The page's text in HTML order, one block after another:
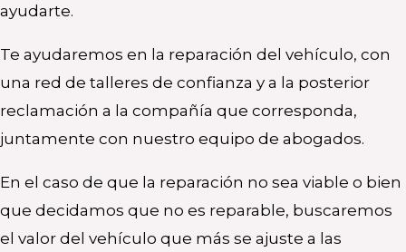
ayudarte.
Te ayudaremos en la reparación del vehículo, con
una red de talleres de confianza y a la posterior
reclamación a la compañía que corresponda,
juntamente con nuestro equipo de abogados.
En el caso de que la reparación no sea viable o bien
que decidamos que no es reparable, buscaremos
el valor del vehículo que más se ajuste a las